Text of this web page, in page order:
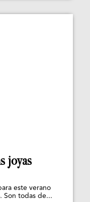
joyas
este verano
Son todas de...